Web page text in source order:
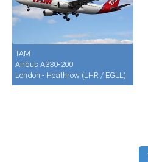
TAM
Airbus A330-200
London - Heathrow (LHR / EGLL)